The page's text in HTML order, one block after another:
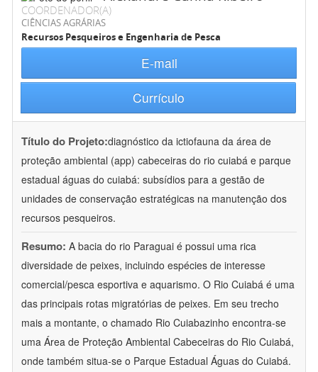
COORDENADOR(A)
CIÊNCIAS AGRÁRIAS
Recursos Pesqueiros e Engenharia de Pesca
E-mail
Currículo
Título do Projeto:diagnóstico da ictiofauna da área de
proteção ambiental (app) cabeceiras do rio cuiabá e parque
estadual águas do cuiabá: subsídios para a gestão de
unidades de conservação estratégicas na manutenção dos
recursos pesqueiros.
Resumo: A bacia do rio Paraguai é possui uma rica
diversidade de peixes, incluindo espécies de interesse
comercial/pesca esportiva e aquarismo. O Rio Cuiabá é uma
das principais rotas migratórias de peixes. Em seu trecho
mais a montante, o chamado Rio Cuiabazinho encontra-se
uma Área de Proteção Ambiental Cabeceiras do Rio Cuiabá,
onde também situa-se o Parque Estadual Águas do Cuiabá.